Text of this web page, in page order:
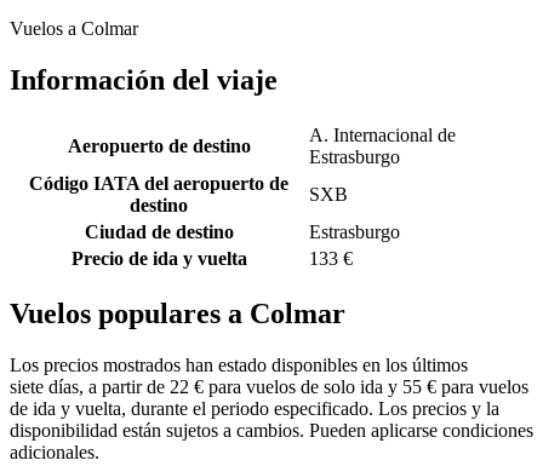
Vuelos a Colmar
Información del viaje
Aeropuerto de destino
A. Internacional de
Estrasburgo
Código IATA del aeropuerto de
destino
SXB
Ciudad de destino
Estrasburgo
Precio de ida y vuelta
133 €
Vuelos populares a Colmar
Los precios mostrados han estado disponibles en los últimos
siete días, a partir de 22 € para vuelos de solo ida y 55 € para vuelos
de ida y vuelta, durante el periodo especificado. Los precios y la
disponibilidad están sujetos a cambios. Pueden aplicarse condiciones
adicionales.